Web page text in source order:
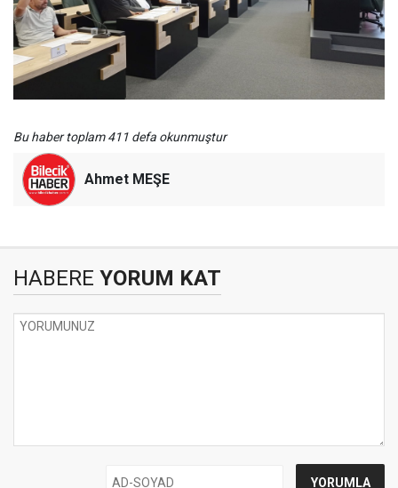
Bu haber toplam 411 defa okunmuştur
Ahmet MEŞE
HABERE YORUM KAT